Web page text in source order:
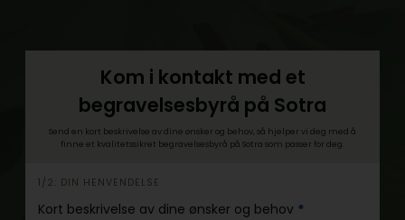
Kom i kontakt med et
begravelsesbyrå på Sotra
Send en kort beskrivelse av dine ønsker og behov, så hjelper vi deg med å
finne et kvalitetssikret begravelsesbyrå på Sotra som passer for deg.
h
e
1/2: DIN HENVENDELSE
Kort beskrivelse av dine ønsker og behov *